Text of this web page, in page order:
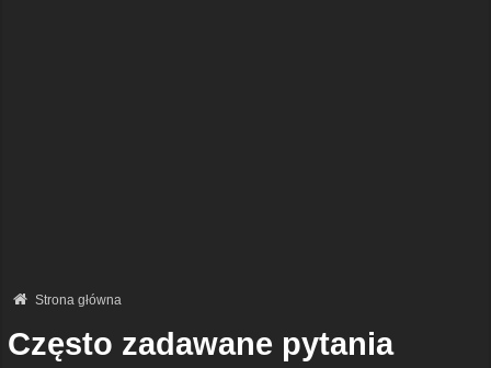
Strona główna
Często zadawane pytania